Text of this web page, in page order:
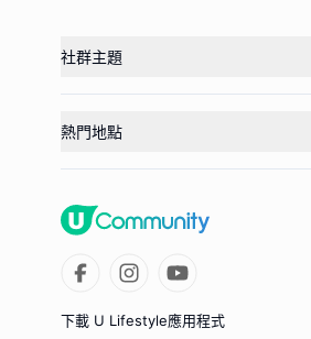
社群主題
熱門地點
下載 U Lifestyle應用程式